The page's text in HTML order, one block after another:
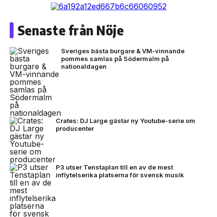
Senaste från Nöje
Sveriges bästa burgare & VM-vinnande
pommes samlas på Södermalm på
nationaldagen
Crates: DJ Large gästar ny Youtube-serie om
producenter
P3 utser Tenstaplan till en av de mest
inflytelserika platserna för svensk musik